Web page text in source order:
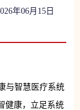
年06月15日
与智慧医疗系统
健康，立足系统